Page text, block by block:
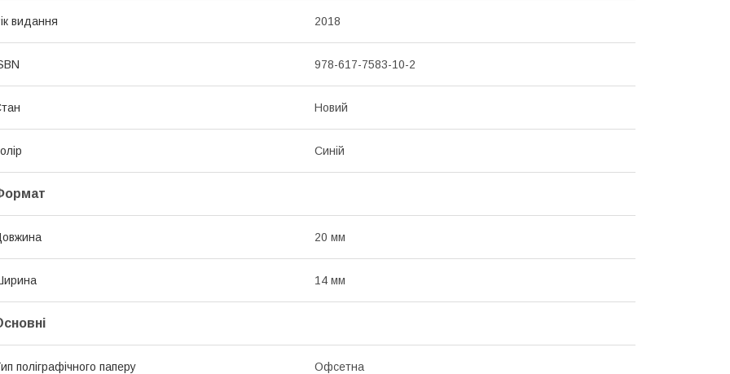
видання 2018
978-617-7583-10-2
Новий
Синій
20 мм
14 мм
поліграфічного паперу Офсетна